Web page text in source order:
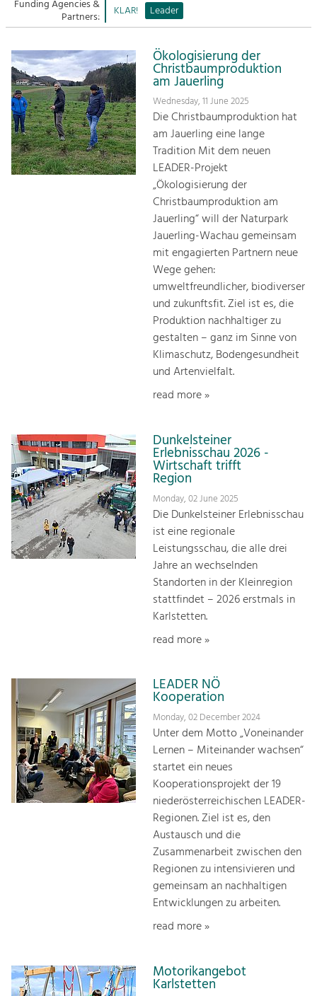
SitemapLandscape.
Tourism
Offer Development and Positioning
Art & Culture
Crafts, Science and Research.
Social Affairs, Education
Equality, Youth and Integration.
Climate Change, Public Transport and
Funding Agencies &
Partners: KLAR! Leader
Ökologisierung der
Christbaumproduktion
am Jauerling
Wednesday, 11 June 2025
Die Christbaumproduktion hat
am Jauerling eine lange
Tradition Mit dem neuen
LEADER-Projekt
„Ökologisierung der
Christbaumproduktion am
Jauerling“ will der Naturpark
Jauerling-Wachau gemeinsam
mit engagierten Partnern neue
Wege gehen:
umweltfreundlicher, biodiverser
und zukunftsfit. Ziel ist es, die
Produktion nachhaltiger zu
gestalten – ganz im Sinne von
Klimaschutz, Bodengesundheit
und Artenvielfalt.
read more »
Dunkelsteiner
Erlebnisschau 2026 -
Wirtschaft trifft
Region
Monday, 02 June 2025
Die Dunkelsteiner Erlebnisschau
ist eine regionale
Leistungsschau, die alle drei
Jahre an wechselnden
Standorten in der Kleinregion
stattfindet – 2026 erstmals in
Karlstetten.
read more »
LEADER NÖ
Kooperation
Monday, 02 December 2024
Unter dem Motto „Voneinander
Lernen – Miteinander wachsen“
startet ein neues
Kooperationsprojekt der 19
niederösterreichischen LEADER-
Regionen. Ziel ist es, den
Austausch und die
Zusammenarbeit zwischen den
Regionen zu intensivieren und
gemeinsam an nachhaltigen
Entwicklungen zu arbeiten.
read more »
Motorikangebot
Karlstetten